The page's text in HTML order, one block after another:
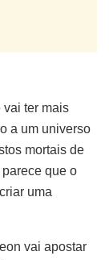
vai ter mais
a um universo
mortais de
que o
uma
vai apostar